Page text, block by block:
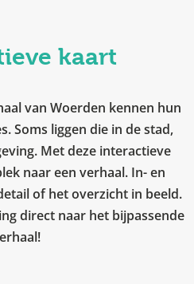
kaart
van Woerden kennen hun
Soms liggen die in de stad,
Met deze interactieve
naar een verhaal. In- en
of het overzicht in beeld.
direct naar het bijpassende